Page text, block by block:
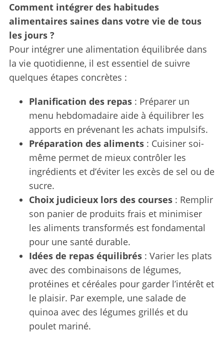
Comment intégrer des habitudes
alimentaires saines dans votre vie de tous
les jours ?
Pour intégrer une alimentation équilibrée dans
la vie quotidienne, il est essentiel de suivre
quelques étapes concrètes :
Planification des repas: Préparer un
menu hebdomadaire aide à équilibrer les
apports en prévenant les achats impulsifs.
Préparation des aliments: Cuisiner soi-
même permet de mieux contrôler les
ingrédients et d’éviter les excès de sel ou de
sucre.
Choix judicieux lors des courses: Remplir
son panier de produits frais et minimiser
les aliments transformés est fondamental
pour une santé durable.
Idées de repas équilibrés: Varier les plats
avec des combinaisons de légumes,
protéines et céréales pour garder l’intérêt et
le plaisir. Par exemple, une salade de
quinoa avec des légumes grillés et du
poulet mariné.
c
h
o
: